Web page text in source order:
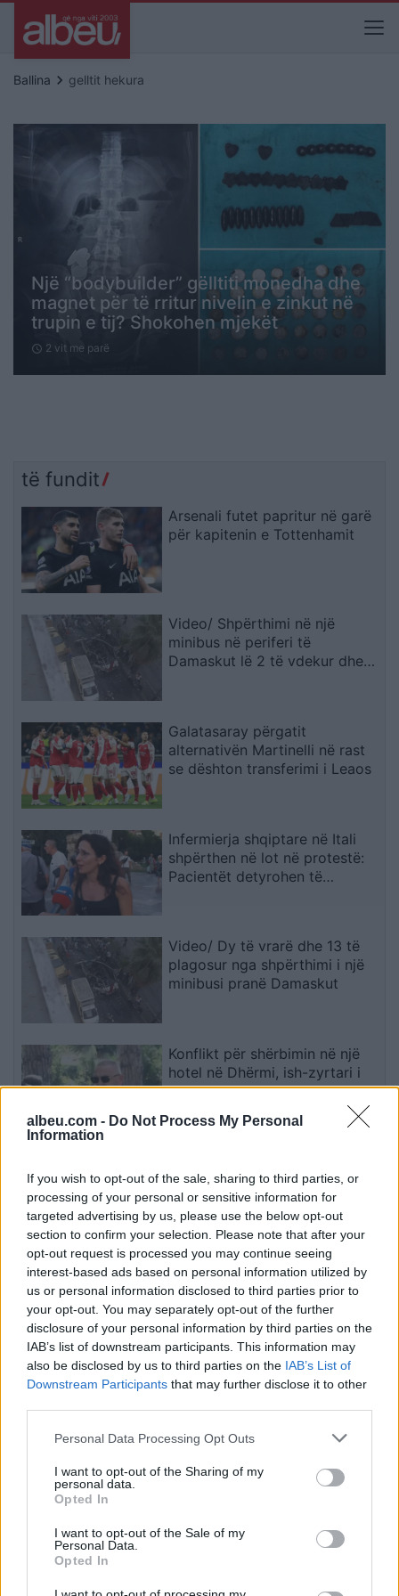
albeu.com - Do Not Process My Personal
Information
If you wish to opt-out of the sale, sharing to third parties, or
processing of your personal or sensitive information for
targeted advertising by us, please use the below opt-out
section to confirm your selection. Please note that after your
opt-out request is processed you may continue seeing
interest-based ads based on personal information utilized by
us or personal information disclosed to third parties prior to
your opt-out. You may separately opt-out of the further
disclosure of your personal information by third parties on the
IAB’s list of downstream participants. This information may
also be disclosed by us to third parties on the IAB’s List of
Downstream Participants that may further disclose it to other
Personal Data Processing Opt Outs
I want to opt-out of the Sharing of my
personal data.
Opted In
I want to opt-out of the Sale of my
Personal Data.
Opted In
Ballina keyboard_arrow_right gelltit hekura
Një “bodybuilder” gëlltiti monedha dhe
magnet për të rritur nivelin e zinkut në
trupin e tij? Shokohen mjekët
schedule 2 vit me parë
të fundit
Arsenali futet papritur në garë
për kapitenin e Tottenhamit
Video/ Shpërthimi në një
minibus në periferi të
Damaskut lë 2 të vdekur dhe
Galatasaray përgatit
alternativën Martinelli në rast
se dështon transferimi i Leaos
Infermierja shqiptare në Itali
shpërthen në lot në protestë:
Pacientët detyrohen të
Video/ Dy të vrarë dhe 13 të
plagosur nga shpërthimi i një
minibusi pranë Damaskut
Konflikt për shërbimin në një
hotel në Dhërmi, ish-zyrtari i
Policisë dyshohet se kërcënoi
kamerierin dhe administratorin
nga protesta: Mbi partitë të
vendosim Shqipërinë, ka
ardhur koha e brezit të ri
Esim for Global|Esim for Europe|
Esim for Caribbean